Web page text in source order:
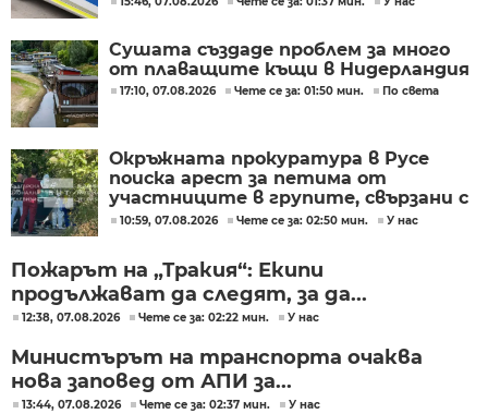
Сушата създаде проблем за много
от плаващите къщи в Нидерландия
17:10, 07.08.2026 Чете се за: 01:50 мин. По света
Окръжната прокуратура в Русе
поиска арест за петима от
участниците в групите, свързани с
разбитата лаборатория за
10:59, 07.08.2026 Чете се за: 02:50 мин. У нас
Пожарът на „Тракия“: Екипи
продължават да следят, за да...
12:38, 07.08.2026 Чете се за: 02:22 мин. У нас
Министърът на транспорта очаква
нова заповед от АПИ за...
13:44, 07.08.2026 Чете се за: 02:37 мин. У нас